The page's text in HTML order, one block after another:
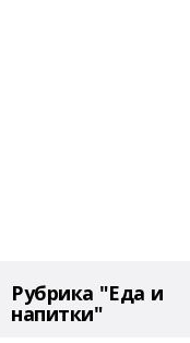
Рубрика "Еда и
напитки"